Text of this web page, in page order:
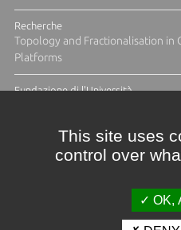
Recherche
Topology and Fractionalisation
Platforms
Fundazione di l'Università
This site uses
control over
OK,